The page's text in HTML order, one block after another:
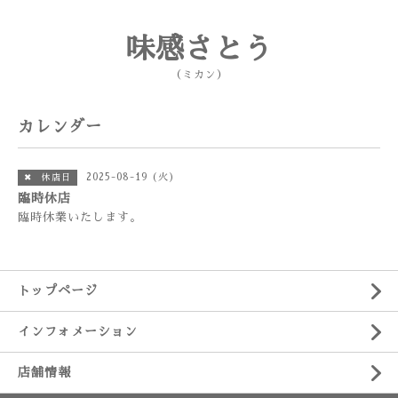
味感さとう
（ミカン）
カレンダー
✖ 休店日 2025-08-19 (火)
臨時休店
臨時休業いたします。
トップページ
インフォメーション
店舗情報